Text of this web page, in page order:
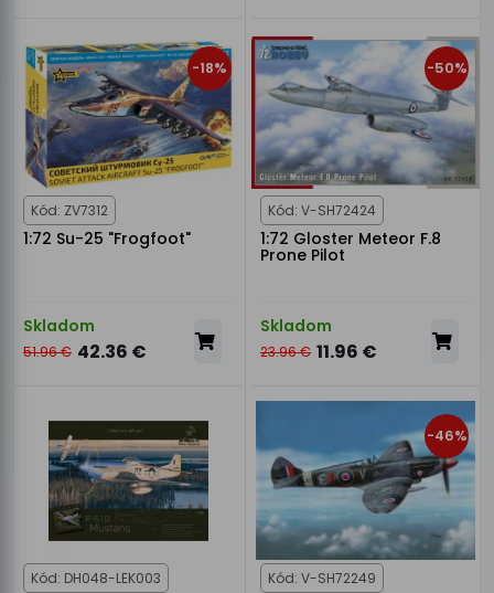
-18%
Kód: ZV7312
1:72 Su-25 "Frogfoot"
Skladom
51.96 € 42.36 €
-50%
Kód: V-SH72424
1:72 Gloster Meteor F.8
Prone Pilot
Skladom
23.96 € 11.96 €
Kód: DH048-LEK003
-46%
Kód: V-SH72249